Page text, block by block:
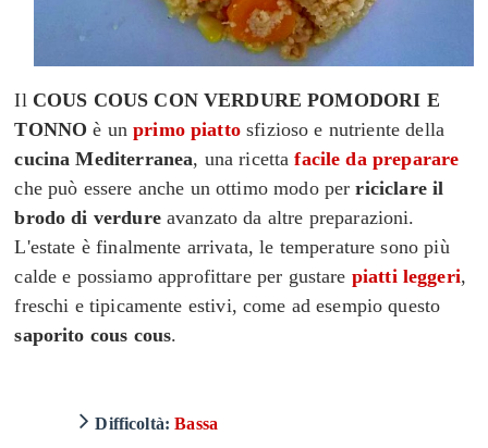
Il COUS COUS CON VERDURE POMODORI E
TONNO è unprimo piatto sfizioso e nutrientedella
cucina Mediterranea, unaricetta facile da preparare
che può essere anche un ottimo modo perriciclare il
brodo di verdureavanzato da altre preparazioni.
L'estate è finalmente arrivata, le temperature sono più
calde e possiamo approfittare per gustare piatti leggeri,
freschi e tipicamente estivi, come ad esempio questo
saporito cous cous.
Difficoltà: Bassa